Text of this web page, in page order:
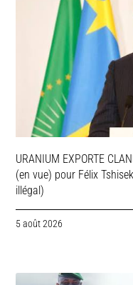
URANIUM EXPORTE
(en vue) pour Félix
illégal)
5 août 2026